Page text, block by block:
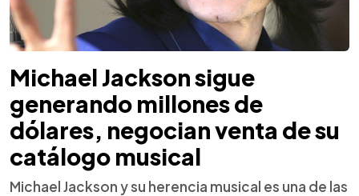
Michael Jackson sigue
generando millones de
dólares, negocian venta de su
catálogo musical
Michael Jackson y su herencia musical es una de las